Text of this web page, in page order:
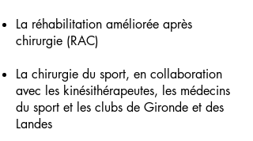
La réhabilitation améliorée après
chirurgie (RAC)
La chirurgie du sport, en collaboration
avec les kinésithérapeutes, les médecins
du sport et les clubs de Gironde et des
Landes